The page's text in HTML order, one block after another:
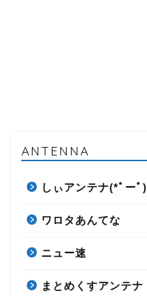
ANTENNA
しぃアンテナ(*ﾟーﾟ)
ワロタあんてな
ニュー速
まとめくすアンテナ